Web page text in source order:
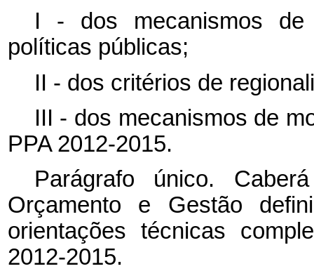
I - dos mecanismos de
políticas públicas;
II - dos critérios de
III - dos mecanismos de
PPA 2012-2015.
Parágrafo único.
Orçamento e Gestão
orientações técnicas
2012-2015.